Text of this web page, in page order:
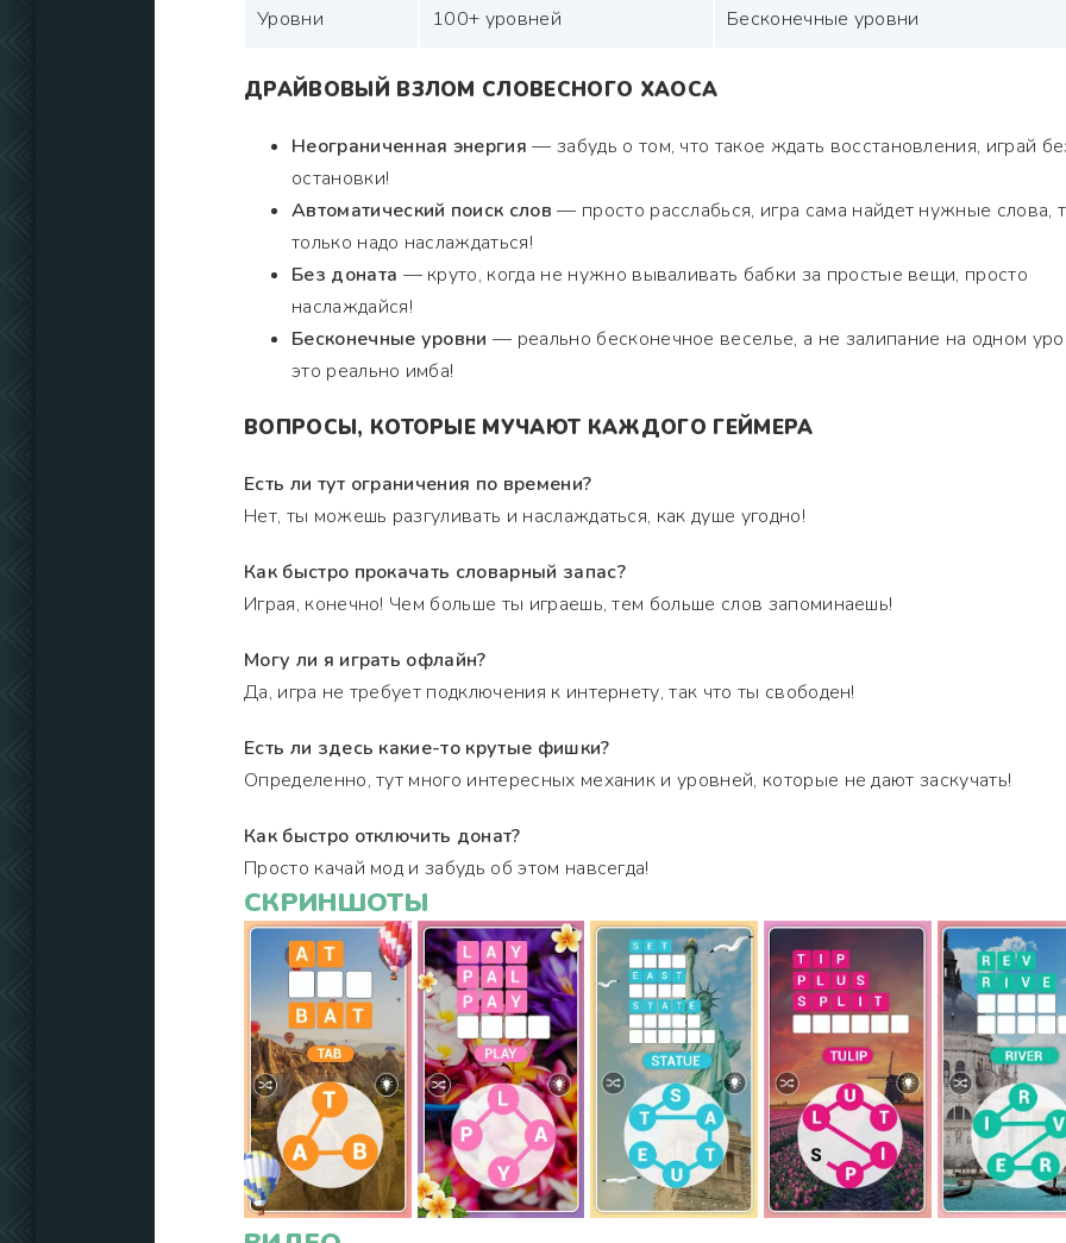
Уровни 100+ уровней Бесконечные уровни
ДРАЙВОВЫЙ ВЗЛОМ СЛОВЕСНОГО ХАОСА
Неограниченная энергия — забудь о том, что такое ждать восстановления, играй
остановки!
Автоматический поиск слов — просто расслабься, игра сама найдет нужные слова,
только надо наслаждаться!
Без доната — круто, когда не нужно вываливать бабки за простые вещи, просто
наслаждайся!
Бесконечные уровни — реально бесконечное веселье, а не залипание на одном
это реально имба!
ВОПРОСЫ, КОТОРЫЕ МУЧАЮТ КАЖДОГО ГЕЙМЕРА
Есть ли тут ограничения по времени?
Нет, ты можешь разгуливать и наслаждаться, как душе угодно!
Как быстро прокачать словарный запас?
Играя, конечно! Чем больше ты играешь, тем больше слов запоминаешь!
Могу ли я играть офлайн?
Да, игра не требует подключения к интернету, так что ты свободен!
Есть ли здесь какие-то крутые фишки?
Определенно, тут много интересных механик и уровней, которые не дают заскучать!
Как быстро отключить донат?
Просто качай мод и забудь об этом навсегда!
СКРИНШОТЫ